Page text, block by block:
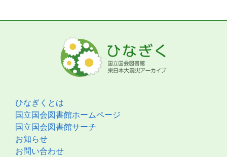
ひなぎくとは
国立国会図書館ホームページ
国立国会図書館サーチ
お知らせ
お問い合わせ